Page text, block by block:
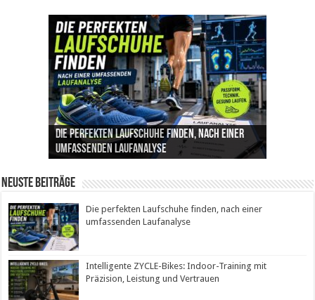
Die perfekten Laufschuhe finden, nach einer
umfassenden Laufanalyse
Intelligente ZYCLE-Bikes: Indoor-Training mit
Präzision, Leistung und Vertrauen
Insemination (IUI): Ablauf, Erfolgschancen und
Kosten im Überblick
Cannabis als Medizin: Wie es Schmerzen, Stress
und Schlaf im Alltag beeinflusst
Leben mit Inkontinenz: Tipps für mehr
Sicherheit im Alltag
Neuste Beiträge
Die perfekten Laufschuhe finden, nach einer
umfassenden Laufanalyse
Intelligente ZYCLE-Bikes: Indoor-Training mit
Präzision, Leistung und Vertrauen